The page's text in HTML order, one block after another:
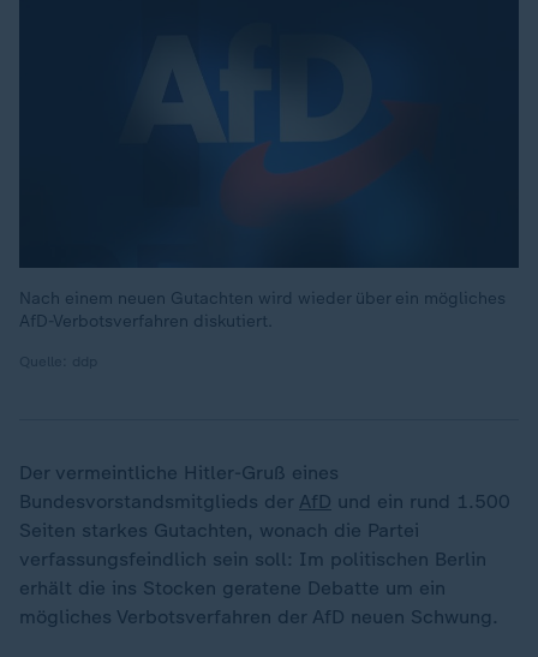
Nach einem neuen Gutachten wird wieder über ein mögliches
AfD-Verbotsverfahren diskutiert.
Der vermeintliche Hitler-Gruß eines
Bundesvorstandsmitglieds der AfD und ein rund 1.500
Seiten starkes Gutachten, wonach die Partei
verfassungsfeindlich sein soll: Im politischen Berlin
erhält die ins Stocken geratene Debatte um ein
mögliches Verbotsverfahren der AfD neuen Schwung.